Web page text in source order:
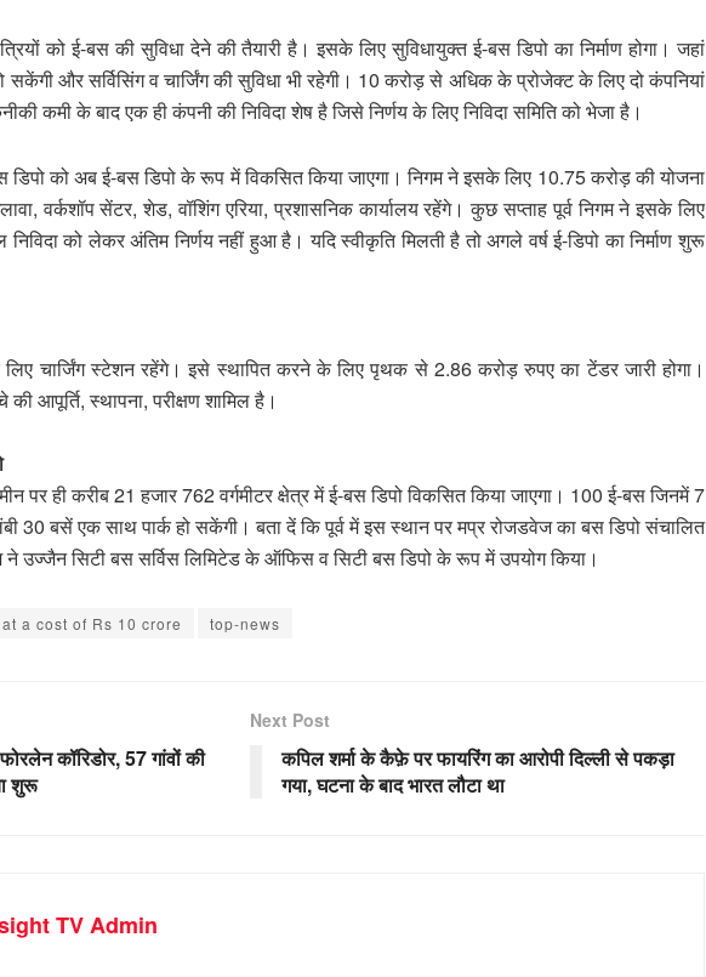
को ई-बस की सुविधा देने की तैयारी है। इसके लिए सुविधायुक्त ई-बस डिपो का निर्माण होगा। जहां
और सर्विसिंग व चार्जिंग की सुविधा भी रहेगी। 10 करोड़ से अधिक के प्रोजेक्ट के लिए दो कंपनियां
कमी के बाद एक ही कंपनी की निविदा शेष है जिसे निर्णय के लिए निविदा समिति को भेजा है।
डिपो को अब ई-बस डिपो के रूप में विकसित किया जाएगा। निगम ने इसके लिए 10.75 करोड़ की योजना
वर्कशॉप सेंटर, शेड, वॉशिंग एरिया, प्रशासनिक कार्यालय रहेंगे। कुछ सप्ताह पूर्व निगम ने इसके लिए
को लेकर अंतिम निर्णय नहीं हुआ है। यदि स्वीकृति मिलती है तो अगले वर्ष ई-डिपो का निर्माण शुरू
लिए चार्जिंग स्टेशन रहेंगे। इसे स्थापित करने के लिए पृथक से 2.86 करोड़ रुपए का टेंडर जारी होगा।
की आपूर्ति, स्थापना, परीक्षण शामिल है।
पर ही करीब 21 हजार 762 वर्गमीटर क्षेत्र में ई-बस डिपो विकसित किया जाएगा। 100 ई-बस जिनमें 7
30 बसें एक साथ पार्क हो सकेंगी। बता दें कि पूर्व में इस स्थान पर मप्र रोजडवेज का बस डिपो संचालित
ने उज्जैन सिटी बस सर्विस लिमिटेड के ऑफिस व सिटी बस डिपो के रूप में उपयोग किया।
a cost of Rs 10 crore top-news
कॉरिडोर, 57 गांवों की
शुरू
Next Post
कपिल शर्मा के कैफ़े पर फायरिंग का आरोपी दिल्ली से पकड़ा
गया, घटना के बाद भारत लौटा था
TV Admin